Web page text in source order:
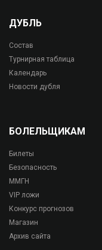
ДУБЛЬ
Состав
Турнирная таблица
Календарь
Новости дубля
БОЛЕЛЬЩИКАМ
Билеты
Безопасность
ММГН
VIP ложи
Конкурс прогнозов
Магазин
Архив сайта